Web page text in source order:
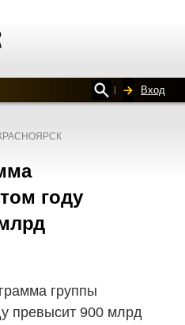
Вход
году
группы
превысит 900 млрд